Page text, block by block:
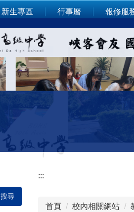
新生專區 行事曆 報修服
搜尋
:::
首頁 校內相關網站